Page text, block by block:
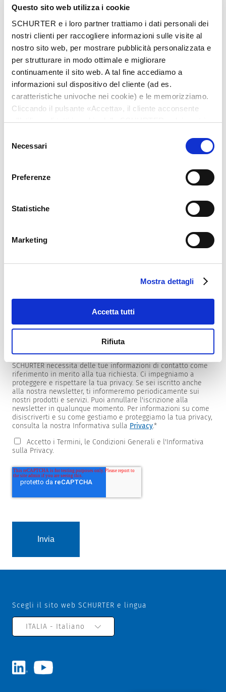
Questo sito web utilizza i cookie
SCHURTER e i loro partner trattiamo i dati personali dei
nostri clienti per raccogliere informazioni sulle visite al
nostro sito web, per mostrare pubblicità personalizzata e
per strutturare in modo ottimale e migliorare
continuamente il sito web. A tal fine accediamo a
informazioni sul dispositivo del cliente (ad es.
caratteristiche univoche nei cookie) e le memorizziamo.
Cliccando il pulsante «Accetta», il cliente acconsente
all’utilizzo di tutti i cookie delle SCHURTER e dei nostri
momento cliccando su «Impostazioni» in fondo alla
pagina. Le impostazioni personali sono comunicate ai
nostri partner e non hanno alcuna influenza sui dati del
browser. Ulteriori informazioni sono disponibili nella
delNecessari
Preferenze
Statistiche
Marketing
Mostra dettagli
Accetta tutti
Rifiuta
Città*
Nazione*
Messaggio*
Forniamo ai clienti newsletter specifiche per prodotti e
sottostante.
Desidero ricevere la newsletter SCHURTER.
SCHURTER necessita delle tue informazioni di contatto come
riferimento in merito alla tua richiesta. Ci impegniamo a
proteggere e rispettare la tua privacy. Se sei iscritto anche
alla nostra newsletter, ti informeremo periodicamente sui
nostri prodotti e servizi. Puoi annullare l'iscrizione alla
newsletter in qualunque momento. Per informazioni su come
disiscriverti e su come gestiamo e proteggiamo la tua privacy,
consulta la nostra Informativa sulla Privacy.*
Accetto i Termini, le Condizioni Generali e l'Informativa
sulla Privacy.
Scegli il sito web SCHURTER e lingua
ITALIA - Italiano